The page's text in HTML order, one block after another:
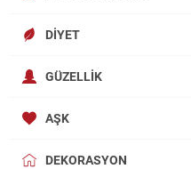
DIYET
GÜZELLIK
AŞK
DEKORASYON